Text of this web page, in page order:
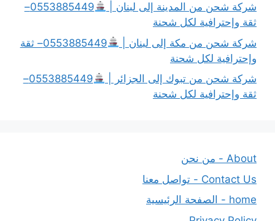
شركة شحن من المدينة إلى لبنان |
0553885449–
ثقة وإحترافية لكل شحنة
شركة شحن من مكة إلى لبنان |
0553885449– ثقة
وإحترافية لكل شحنة
شركة شحن من تبوك إلى الجزائر |
0553885449–
ثقة وإحترافية لكل شحنة
About - من نحن
Contact Us - تواصل معنا
home - الصفحة الرئيسية